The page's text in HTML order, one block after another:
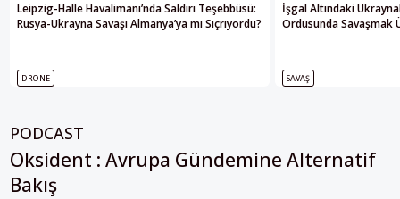
Leipzig-Halle Havalimanı’nda Saldırı Teşebbüsü:
Rusya-Ukrayna Savaşı Almanya’ya mı Sıçrıyordu?
DRONE
İşgal Altındaki
Ordusunda Savaşmak
SAVAŞ
PODCAST
Oksident : Avrupa Gündemine Alternatif
Bakış